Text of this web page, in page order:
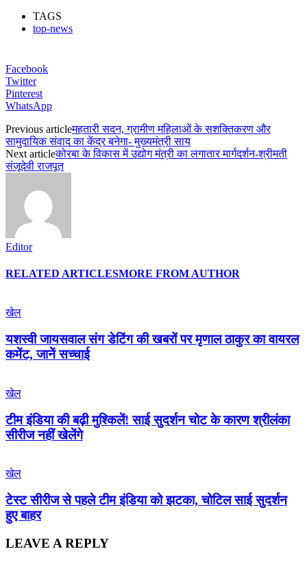
TAGS
top-news
Facebook
Twitter
Pinterest
WhatsApp
Previous articleमहतारी सदन, ग्रामीण महिलाओं के सशक्तिकरण और
सामुदायिक संवाद का केंद्र बनेगा- मुख्यमंत्री साय
Next articleकोरबा के विकास में उद्योग मंत्री का लगातार मार्गदर्शन-श्रीमती
संजूदेवी राजपूत
Editor
RELATED ARTICLESMORE FROM AUTHOR
खेल
यशस्वी जायसवाल संग डेटिंग की खबरों पर मृणाल ठाकुर का वायरल
कमेंट, जानें सच्चाई
खेल
टीम इंडिया की बढ़ी मुश्किलें! साई सुदर्शन चोट के कारण श्रीलंका
सीरीज नहीं खेलेंगे
खेल
टेस्ट सीरीज से पहले टीम इंडिया को झटका, चोटिल साई सुदर्शन
हुए बाहर
LEAVE A REPLY